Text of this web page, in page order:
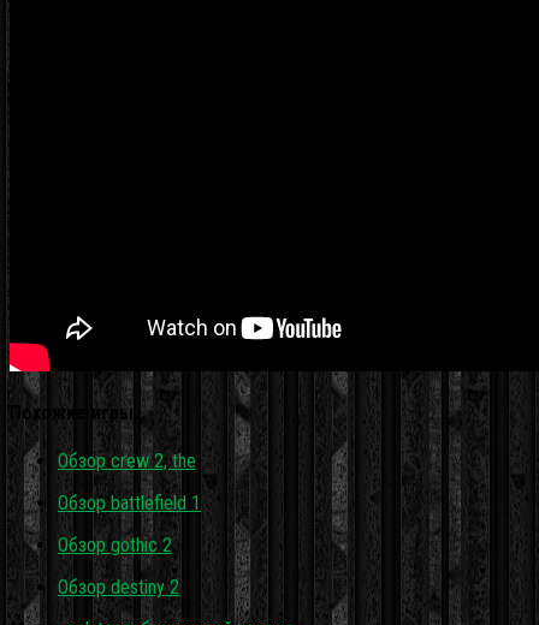
Похожие игры…
Обзор crew 2, the
Обзор battlefield 1
Обзор gothic 2
Обзор destiny 2